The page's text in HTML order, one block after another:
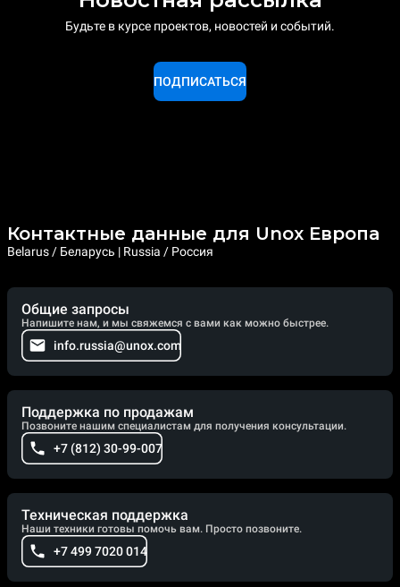
Будьте в курсе проектов, новостей и событий.
ПОДПИСАТЬСЯ
Контактные данные для Unox Европа
Belarus / Беларусь | Russia / Россия
Общие запросы
Напишите нам, и мы свяжемся с вами как можно быстрее.
info.russia@unox.com
Поддержка по продажам
Позвоните нашим специалистам для получения консультации.
+7 (812) 30-99-007
Техническая поддержка
Наши техники готовы помочь вам. Просто позвоните.
+7 499 7020 014